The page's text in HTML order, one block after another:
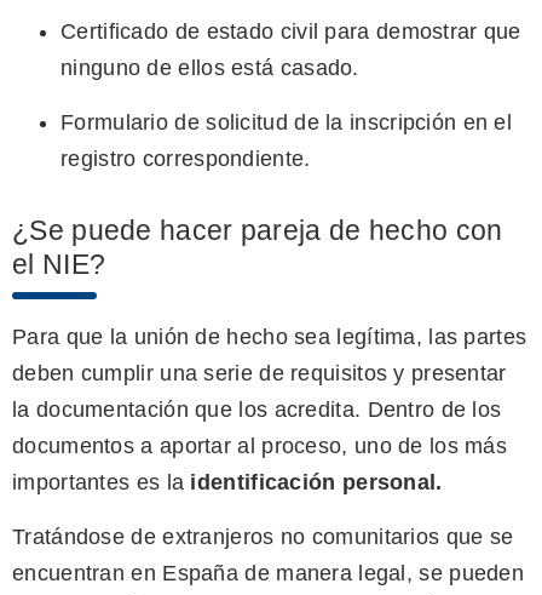
Certificado de estado civil para demostrar que
ninguno de ellos está casado.
Formulario de solicitud de la inscripción en el
registro correspondiente.
¿Se puede hacer pareja de hecho con
el NIE?
Para que la unión de hecho sea legítima, las partes
deben cumplir una serie de requisitos y presentar
la documentación que los acredita. Dentro de los
documentos a aportar al proceso, uno de los más
importantes es la identificación personal.
Tratándose de extranjeros no comunitarios que se
encuentran en España de manera legal, se pueden